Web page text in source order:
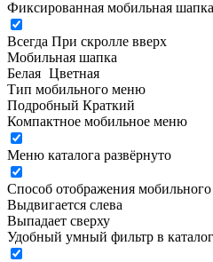
Фиксированная мобильная шапка
Всегда При скролле вверх
Мобильная шапка
Белая Цветная
Тип мобильного меню
Подробный Краткий
Компактное мобильное меню
Меню каталога развёрнуто
Способ отображения
Выдвигается слева
Выпадает сверху
Удобный умный фильтр в